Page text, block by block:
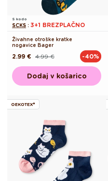
S kodo
SCKS : 3+1 BREZPLAČNO
Živahne otroške kratke
nogavice Bager
Redna 4.99 €
Akcijska
2.99 € -40%
Dodaj v košarico
OEKOTEX®